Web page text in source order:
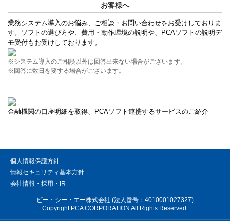
お客様へ
業務システム導入のお悩み、ご相談・お問い合わせをお受けしておりま
す。ソフトの選び方や、費用・動作環境の説明や、PCAソフトの説明デ
モ受付もお受けしております。
※システム導入のご相談以外は回答出来ない場合がございます。
※回答に数日を要する場合がございます。
金融機関の口座明細を取得、PCAソフト連携するサービスのご紹介
個人情報保護方針
情報セキュリティ基本方針
会社情報・採用・IR
ピー・シー・エー株式会社 (法人番号：4010001027327)
Copyright PCA CORPORATION All Rights Reserved.